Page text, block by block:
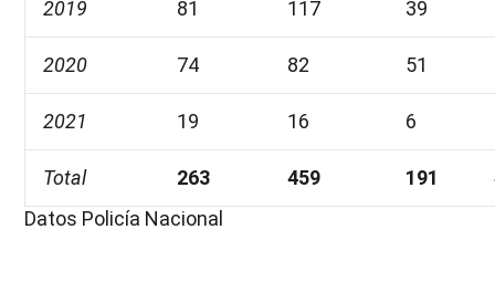
2019 81 117 39
2020 74 82 51
2021 19 16 6
Total 263 459 191
Datos Policía Nacional